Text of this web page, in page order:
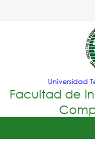
Universidad
Facultad de